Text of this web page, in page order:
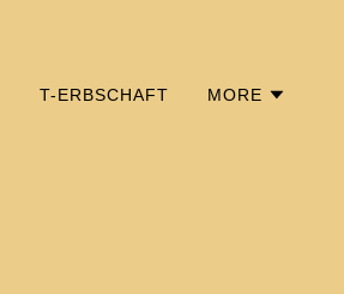
T-ERBSCHAFT MORE